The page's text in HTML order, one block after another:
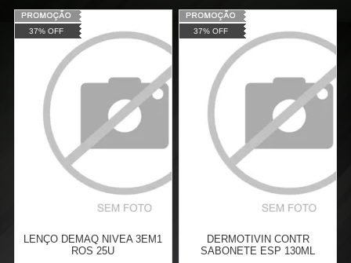
Varejo:
Atacado: R$ 2.550,90 (Apenas
Revendedor)
10 x
Cat:ACESSÓRIOS
COMPRAR
Varejo:
Atacado: R$ 2.550,90 (Apenas
Revendedor)
10
Cat: CREME DENTAL
COMPRAR
37% OFF
LENÇO DEMAQ NIVEA 3EM1
ROS 25U
37% OFF
DERMOTIVIN CONTR
SABONETE ESP 130ML